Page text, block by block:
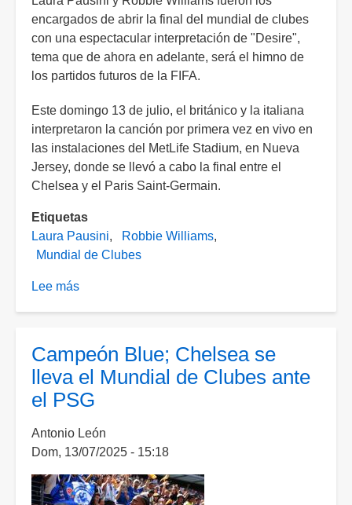
encargados de abrir la final del mundial de clubes
con una espectacular interpretación de "Desire",
tema que de ahora en adelante, será el himno de
los partidos futuros de la FIFA.
Este domingo 13 de julio, el británico y la italiana
interpretaron la canción por primera vez en vivo en
las instalaciones del MetLife Stadium, en Nueva
Jersey, donde se llevó a cabo la final entre el
Chelsea y el Paris Saint-Germain.
Etiquetas
Laura Pausini
Robbie Williams
Mundial de Clubes
Lee más
aparición
de
Laura
Pausini
Robbie
Williams
en
la
Campeón Blue; Chelsea se
lleva el Mundial de Clubes ante
el PSG
Antonio León
Dom, 13/07/2025 - 15:18